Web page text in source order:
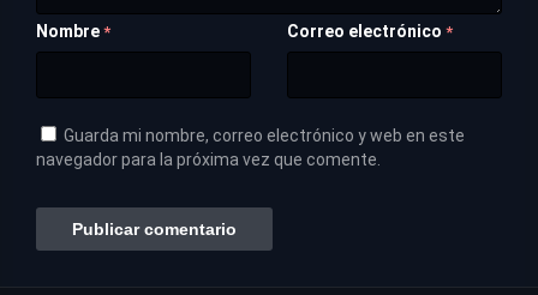
Nombre * Correo electrónico *
Guarda mi nombre, correo electrónico y web en este
navegador para la próxima vez que comente.